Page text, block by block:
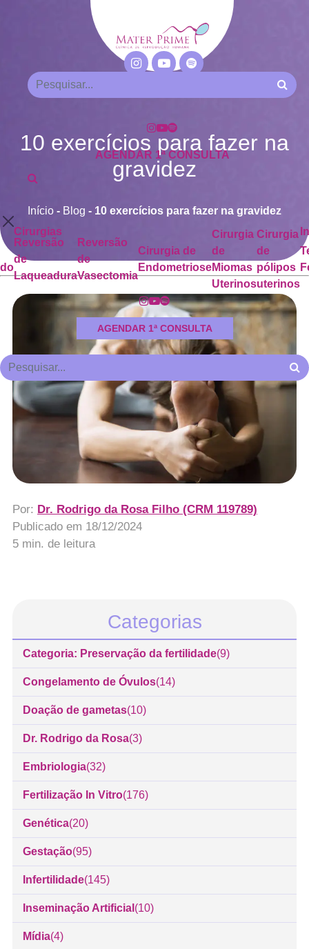
AGENDAR 1ª CONSULTA
Cirurgias
Reversão
de
Laqueadura
Reversão
de
Vasectomia
Cirurgia de
Endometriose
Cirurgia
de
Miomas
Uterinos
Cirurgia
de
pólipos
uterinos
AGENDAR 1ª CONSULTA
10 exercícios para fazer na
gravidez
Início - Blog - 10 exercícios para fazer na gravidez
Por: Dr. Rodrigo da Rosa Filho (CRM 119789)
Publicado em 18/12/2024
5 min. de leitura
Categorias
Categoria: Preservação da fertilidade(9)
Congelamento de Óvulos(14)
Doação de gametas(10)
Dr. Rodrigo da Rosa(3)
Embriologia(32)
Fertilização In Vitro(176)
Genética(20)
Gestação(95)
Infertilidade(145)
Inseminação Artificial (10)
Mídia(4)